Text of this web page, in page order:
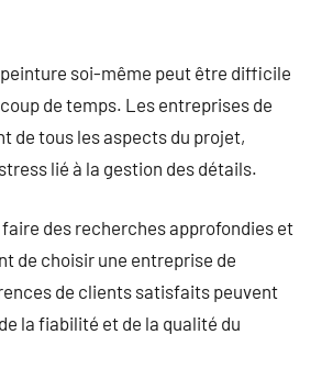
peinture soi-même peut être difficile
de temps. Les entreprises de
de tous les aspects du projet,
lié à la gestion des détails.
des recherches approfondies et
de choisir une entreprise de
de clients satisfaits peuvent
la fiabilité et de la qualité du